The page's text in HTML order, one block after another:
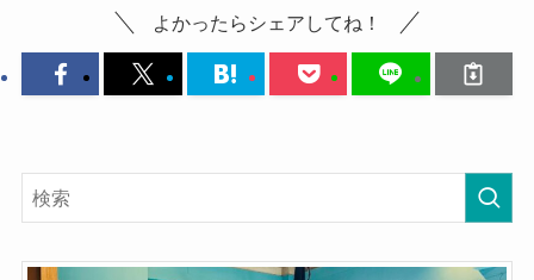
よかったらシェアしてね！